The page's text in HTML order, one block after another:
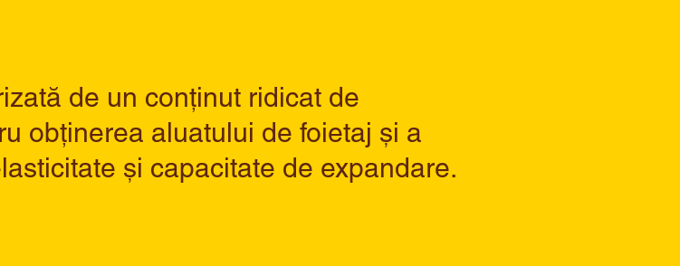
de un conținut ridicat de
obținerea aluatului de foietaj și a
și capacitate de expandare.